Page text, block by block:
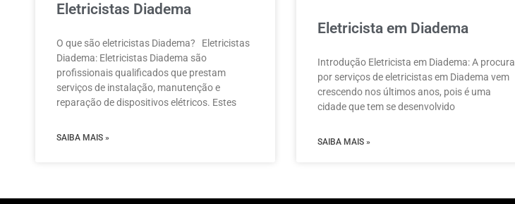
Eletricistas Diadema
O que são eletricistas Diadema? Eletricistas
Diadema: Eletricistas Diadema são
profissionais qualificados que prestam
serviços de instalação, manutenção e
reparação de dispositivos elétricos. Estes
SAIBA MAIS »
Eletricista em Diadema
Introdução Eletricista em Diadema: A procura
por serviços de eletricistas em Diadema vem
crescendo nos últimos anos, pois é uma
cidade que tem se desenvolvido
SAIBA MAIS »